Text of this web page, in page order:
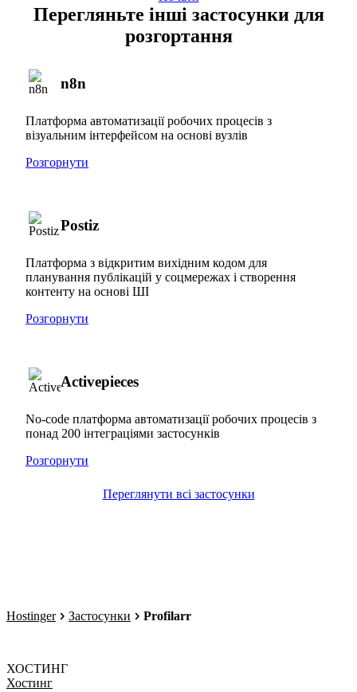
Перегляньте інші застосунки для
розгортання
n8n
Платформа автоматизації робочих процесів з
візуальним інтерфейсом на основі вузлів
Розгорнути
Postiz
Платформа з відкритим вихідним кодом для
планування публікацій у соцмережах і створення
контенту на основі ШІ
Розгорнути
Activepieces
No-code платформа автоматизації робочих процесів з
понад 200 інтеграціями застосунків
Розгорнути
Переглянути всі застосунки
Hostinger Застосунки Profilarr
ХОСТИНГ
Хостинг